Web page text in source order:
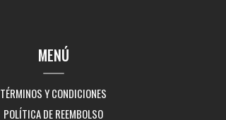
MENÚ
TÉRMINOS Y CONDICIONES
POLÍTICA DE REEMBOLSO